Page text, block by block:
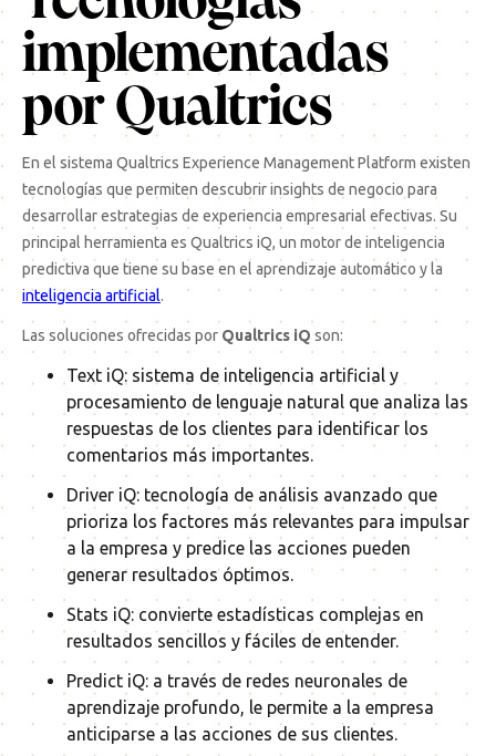
implementadas
por Qualtrics
En el sistema Qualtrics Experience Management Platform existen
tecnologías que permiten descubrir insights de negocio para
desarrollar estrategias de experiencia empresarial efectivas. Su
principal herramienta es Qualtrics iQ, un motor de inteligencia
predictiva que tiene su base en el aprendizaje automático y la
inteligencia artificial.
Las soluciones ofrecidas por Qualtrics iQ son:
Text iQ: sistema de inteligencia artificial y
procesamiento de lenguaje natural que analiza las
respuestas de los clientes para identificar los
comentarios más importantes.
Driver iQ: tecnología de análisis avanzado que
prioriza los factores más relevantes para impulsar
a la empresa y predice las acciones pueden
generar resultados óptimos.
Stats iQ: convierte estadísticas complejas en
resultados sencillos y fáciles de entender.
Predict iQ: a través de redes neuronales de
aprendizaje profundo, le permite a la empresa
anticiparse a las acciones de sus clientes.